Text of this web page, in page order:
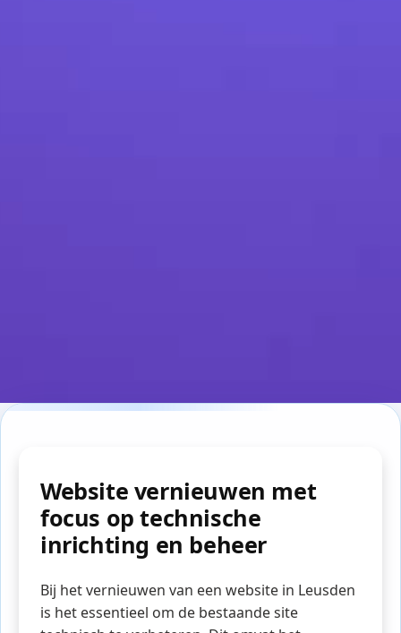
Website vernieuwen met
focus op technische
inrichting en beheer
Bij het vernieuwen van een website in Leusden
is het essentieel om de bestaande site